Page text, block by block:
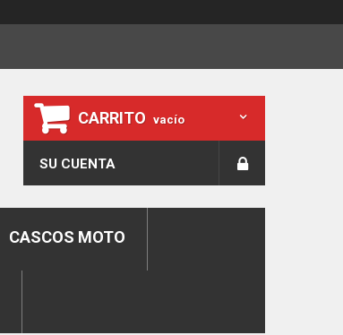
CARRITO vacío
SU CUENTA
CASCOS MOTO